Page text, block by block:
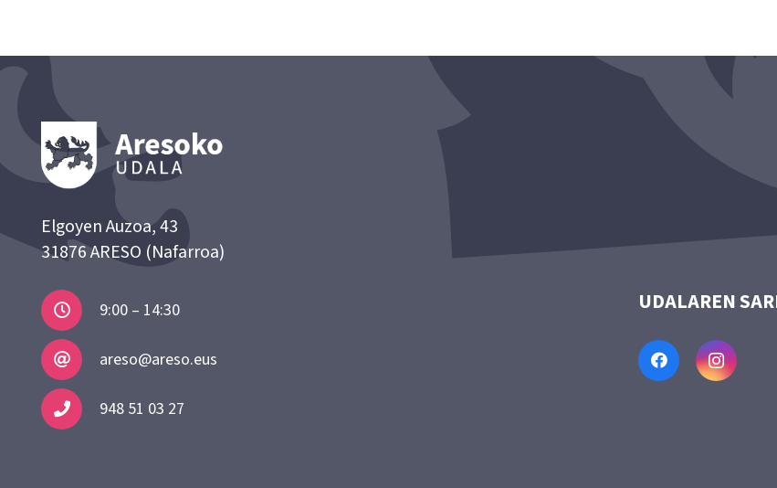
Elgoyen Auzoa, 43
31876 ARESO (Nafarroa)
9:00 – 14:30
areso@areso.eus
948 51 03 27
UDALAREN